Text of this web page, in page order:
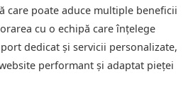
care poate aduce multiple beneficii
cu o echipă care înțelege
dedicat și servicii personalizate,
performant și adaptat pieței